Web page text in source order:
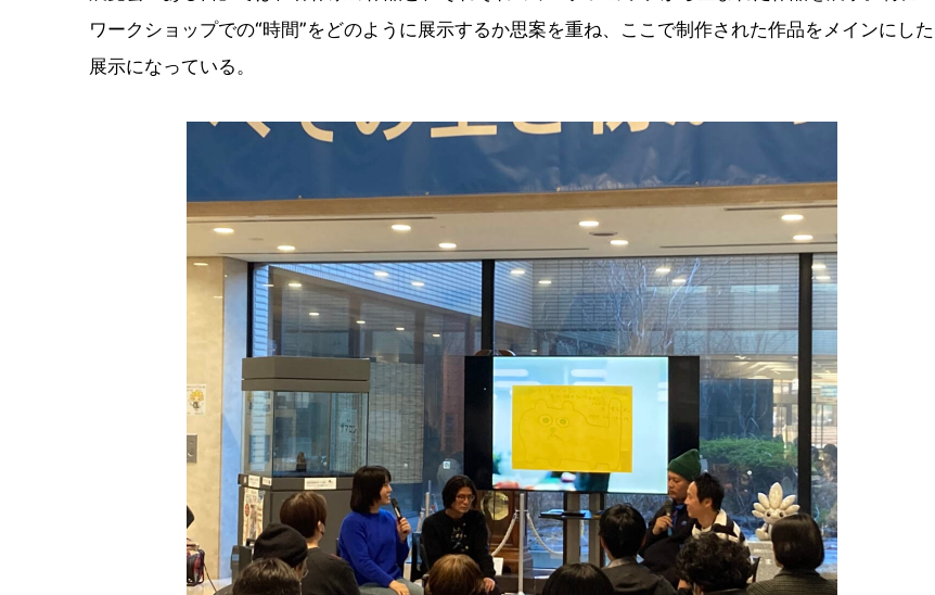
ワークショップでの“時間”をどのように展示するか思案を重ね、ここで制作された作品をメインにした
展示になっている。